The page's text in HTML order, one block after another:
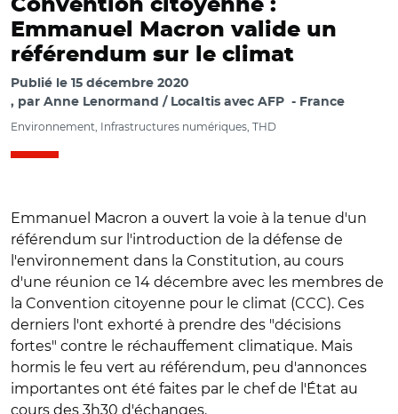
Convention citoyenne :
Emmanuel Macron valide un
référendum sur le climat
Publié le 15 décembre 2020
par Anne Lenormand / Localtis avec AFP France
Environnement, Infrastructures numériques, THD
Emmanuel Macron a ouvert la voie à la tenue d'un
référendum sur l'introduction de la défense de
l'environnement dans la Constitution, au cours
d'une réunion ce 14 décembre avec les membres de
la Convention citoyenne pour le climat (CCC). Ces
derniers l'ont exhorté à prendre des "décisions
fortes" contre le réchauffement climatique. Mais
hormis le feu vert au référendum, peu d'annonces
importantes ont été faites par le chef de l'État au
cours des 3h30 d'échanges.